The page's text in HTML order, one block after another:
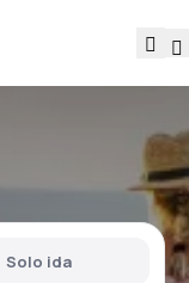
Solo ida